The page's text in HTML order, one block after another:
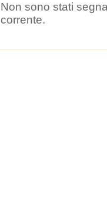
Non sono stati
corrente.